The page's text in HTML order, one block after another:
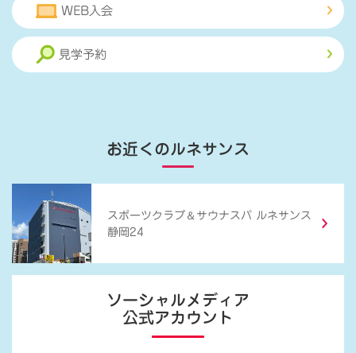
WEB入会
見学予約
お近くのルネサンス
スポーツクラブ ＆ サウナスパ ルネサンス
静岡24
ソーシャルメディア
公式アカウント